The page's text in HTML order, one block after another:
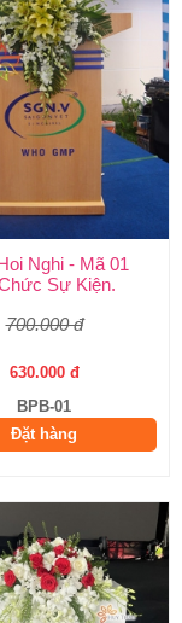
Nghi - Mã 01
Sự Kiện.
700.000 đ
630.000 đ
BPB-01
Đặt hàng